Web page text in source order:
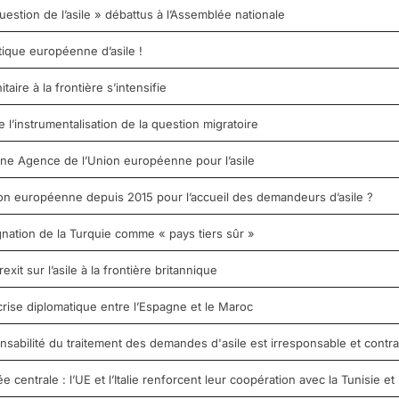
de l’asile » débattus à l’Assemblée nationale
européenne d’asile !
à la frontière s’intensifie
de la question migratoire
Agence de l’Union européenne pour l’asile
européenne depuis 2015 pour l’accueil des demandeurs d’asile ?
de la Turquie comme « pays tiers sûr »
sur l’asile à la frontière britannique
diplomatique entre l’Espagne et le Maroc
du traitement des demandes d'asile est irresponsable et
centrale : l’UE et l’Italie renforcent leur coopération avec la Tunisie et